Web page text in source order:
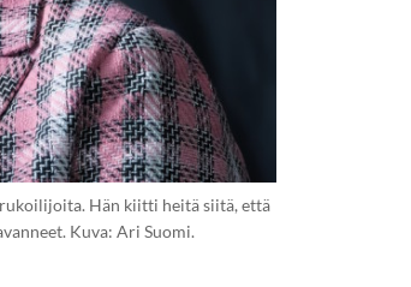
Hän kiitti heitä siitä, että
Kuva: Ari Suomi.